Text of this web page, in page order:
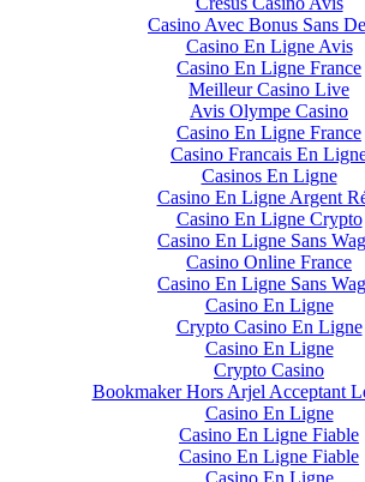
Casino Avec Bonus Sans
Casino En Ligne Avis
Casino En Ligne France
Meilleur Casino Live
Avis Olympe Casino
Casino En Ligne France
Casino Francais En
Casinos En Ligne
Casino En Ligne Argent
Casino En Ligne Crypto
Casino En Ligne Sans
Casino Online France
Casino En Ligne Sans
Casino En Ligne
Crypto Casino En Ligne
Casino En Ligne
Crypto Casino
Bookmaker Hors Arjel Acceptant
Casino En Ligne
Casino En Ligne Fiable
Casino En Ligne Fiable
Casino En Ligne